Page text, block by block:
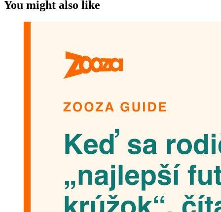
You might also like